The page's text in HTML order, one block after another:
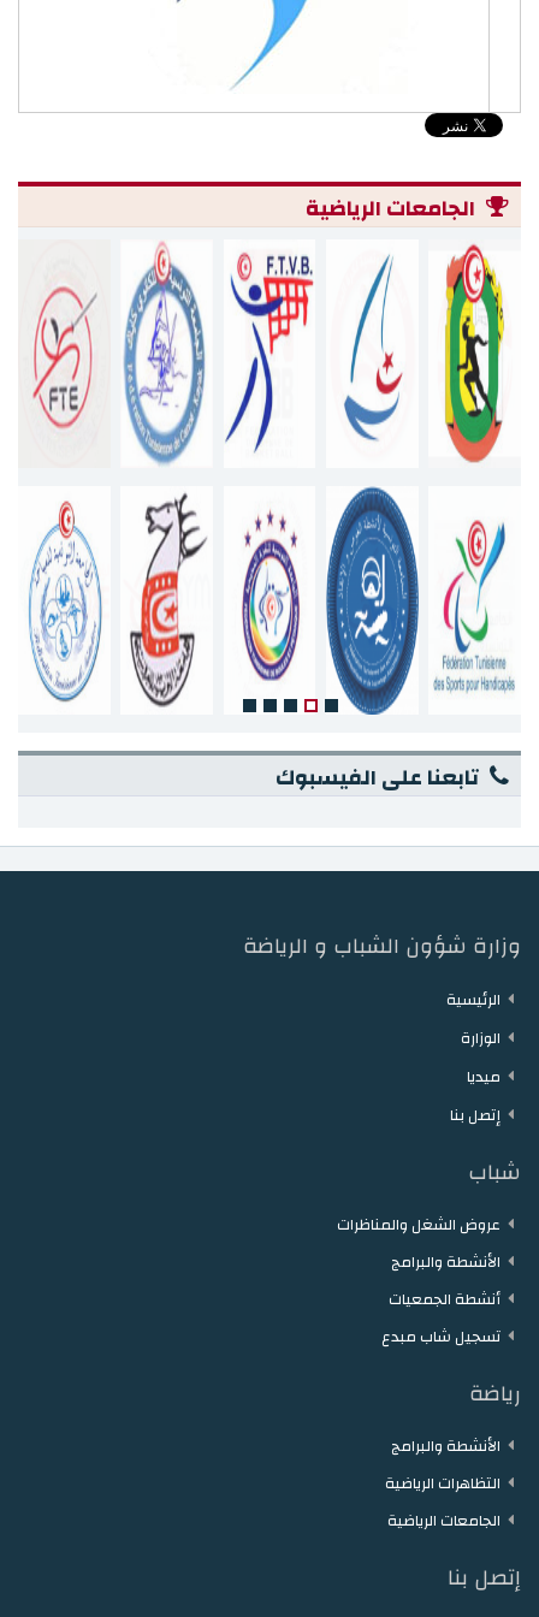
الجامعات الرياضية
تابعنا على الفيسبوك
وزارة شؤون الشباب و الرياضة
الرئيسية
الوزارة
ميديا
إتصل بنا
شباب
عروض الشغل والمناظرات
الأنشطة والبرامج
أنشطة الجمعيات
تسجيل شاب مبدع
رياضة
الأنشطة والبرامج
التظاهرات الرياضية
الجامعات الرياضية
إتصل بنا